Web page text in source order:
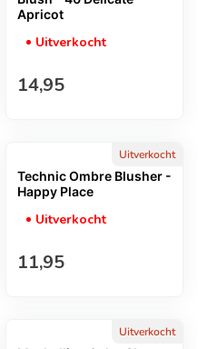
Apricot
Uitverkocht
Normale prijs
14,95
Uitverkocht
Technic Ombre Blusher -
Happy Place
Uitverkocht
Normale prijs
11,95
Uitverkocht